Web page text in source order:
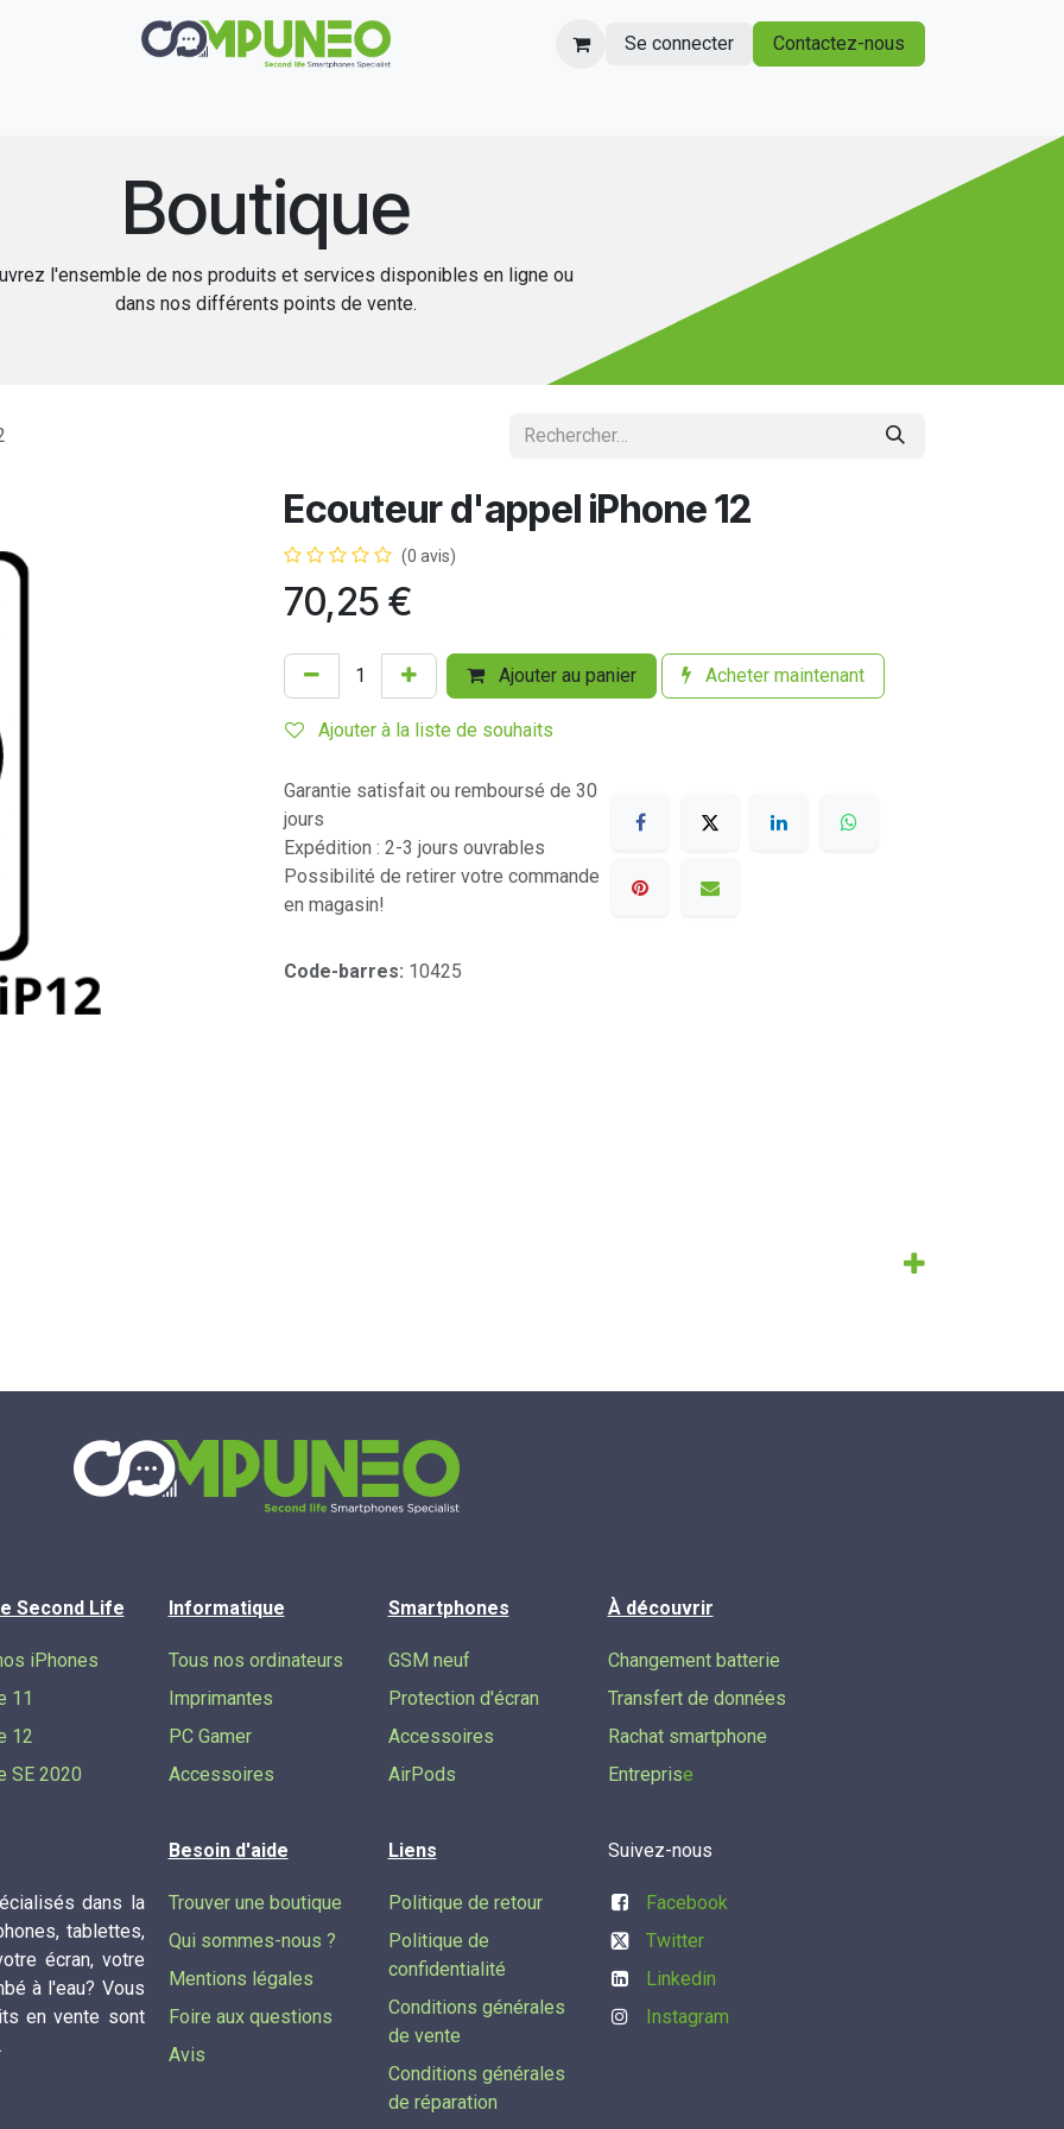
Se connecter Contactez-nous
Boutique
l'ensemble de nos produits et services disponibles en ligne ou
dans nos différents points de vente.
Ecouteur d'appel iPhone 12
(0 avis)
70,25 €
Ajouter au panier Acheter maintenant
Ajouter à la liste de souhaits
Garantie satisfait ou remboursé de 30
jours
Expédition : 2-3 jours ouvrables
Possibilité de retirer votre commande
en magasin!
Code-barres: 10425
dans la
tablettes,
écran, votre
à l'eau? Vous
en vente sont
Informatique
Tous nos ordinateurs
Imprimantes
PC Gamer
Accessoires
Smartphones
GSM neuf
Protection d'écran
Accessoires
AirPods
À découvrir
Changement batterie
Transfert de données​
Rachat smartphone
Entreprise
Second Life
iPhones
11
12
SE 2020
Besoin d'aide
Trouver une boutique
Qui sommes-nous ?
Mentions légales
Foire aux questions
Avis
Liens
Politique de retour
Politique de
confidentialité
Conditions générales
de vente
Conditions générales
de réparation
Suivez-nous
Facebook
Twitter
Linkedin
Instagram